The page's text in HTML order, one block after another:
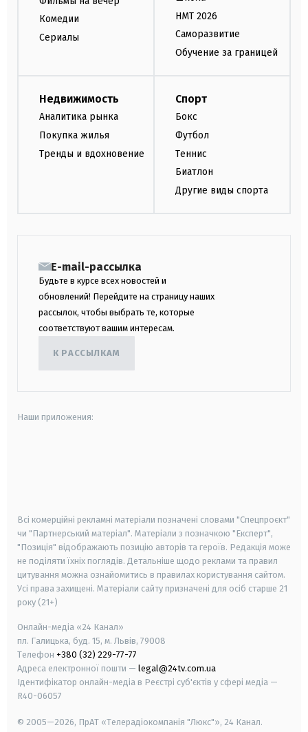
Комедии
Сериалы
НМТ 2026
Саморазвитие
Обучение за границей
Недвижимость
Аналитика рынка
Покупка жилья
Тренды и вдохновение
Спорт
Бокс
Футбол
Теннис
Биатлон
Другие виды спорта
E-mail-рассылка
Будьте в курсе всех новостей и
обновлений! Перейдите на страницу наших
рассылок, чтобы выбрать те, которые
соответствуют вашим интересам.
К РАССЫЛКАМ
Наши приложения:
Всі комерційні рекламні матеріали позначені словами "Спецпроєкт"
чи "Партнерський матеріал". Матеріали з позначкою "Експерт",
"Позиція" відображають позицію авторів та героїв. Редакція може
не поділяти їхніх поглядів. Детальніше щодо реклами та правил
цитування можна ознайомитись в правилах користування сайтом.
Усі права захищені. Матеріали сайту призначені для осіб старше 21
року (21+)
Онлайн-медіа «24 Канал»
пл. Галицька, буд. 15, м. Львів, 79008
Телефон +380 (32) 229-77-77
Адреса електронної пошти — legal@24tv.com.ua
Ідентифікатор онлайн-медіа в Реєстрі суб'єктів у сфері медіа —
R40-06057
© 2005—2026, ПрАТ «Телерадіокомпанія "Люкс"», 24 Канал.